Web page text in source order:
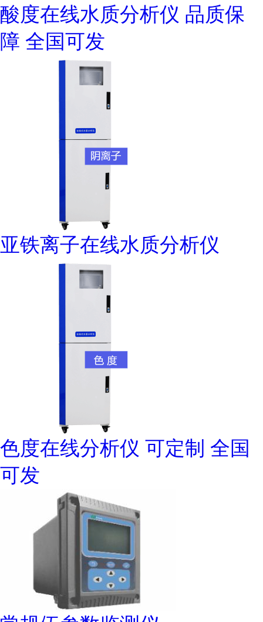
酸度在线水质分析仪 品质保
障 全国可发
亚铁离子在线水质分析仪
色度在线分析仪 可定制 全国
可发